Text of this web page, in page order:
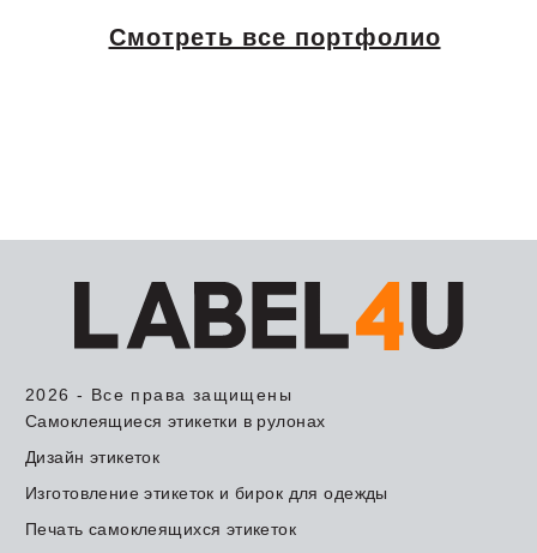
Смотреть все портфолио
2026 - Все права защищены
Самоклеящиеся этикетки в рулонах
Дизайн этикеток
Изготовление этикеток и бирок для одежды
Печать самоклеящихся этикеток